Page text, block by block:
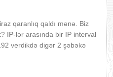
XƏBƏRLƏR
qaranlıq qaldı mənə. Biz
IP-lər arasında bir IP interval
verdikdə digər 2 şəbəkə